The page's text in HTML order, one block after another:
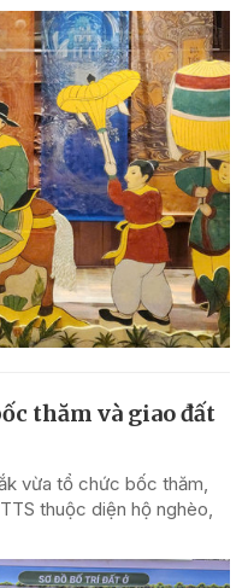
thăm và giao đất
vừa tổ chức bốc thăm,
thuộc diện hộ nghèo,